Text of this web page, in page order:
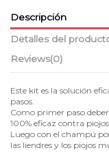
Descripción
Detalles del
Reviews(0)
Este kit es la solución
pasos.
Como primer paso
100% eficaz contra
Luego con el champú
las liendres y los piojos